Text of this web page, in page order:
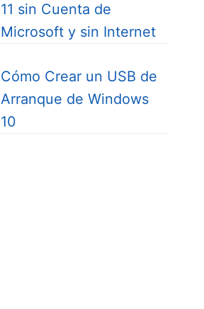
11 sin Cuenta de
Microsoft y sin Internet
Cómo Crear un USB de
Arranque de Windows
10